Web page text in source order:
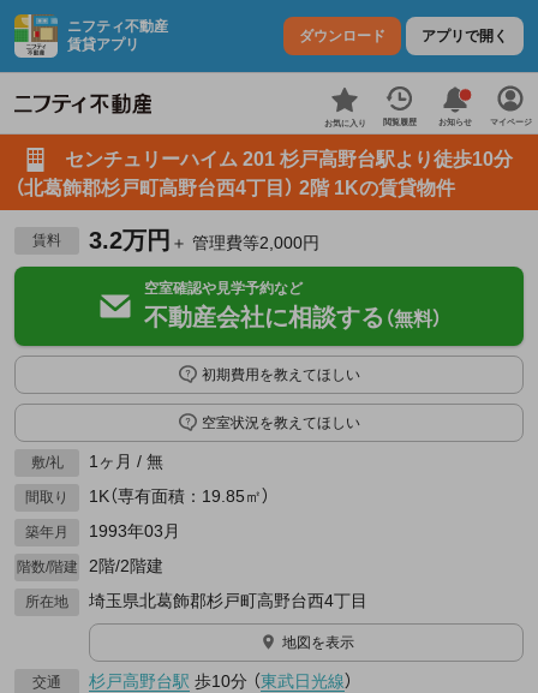
ニフティ不動産
賃貸アプリ
ダウンロード アプリで開く
お気に入り 閲覧履歴 お知らせ マイページ
センチュリーハイム 201 杉戸高野台駅より徒歩10分
（北葛飾郡杉戸町高野台西4丁目） 2階 1Kの賃貸物件
賃料 3.2万円 ＋ 管理費等2,000円
空室確認や見学予約など
不動産会社に相談する （無料）
初期費用を教えてほしい
空室状況を教えてほしい
敷/礼 1ヶ月 / 無
間取り 1K（専有面積：19.85㎡）
築年月 1993年03月
階数/階建 2階/2階建
所在地 埼玉県北葛飾郡杉戸町高野台西4丁目
地図を表示
交通 杉戸高野台駅 歩10分 （東武日光線）